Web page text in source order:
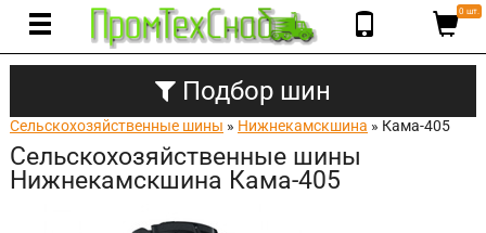
0 шт.
Подбор шин
Сельскохозяйственные шины » Нижнекамскшина » Кама-405
Сельскохозяйственные шины
Нижнекамскшина Кама-405